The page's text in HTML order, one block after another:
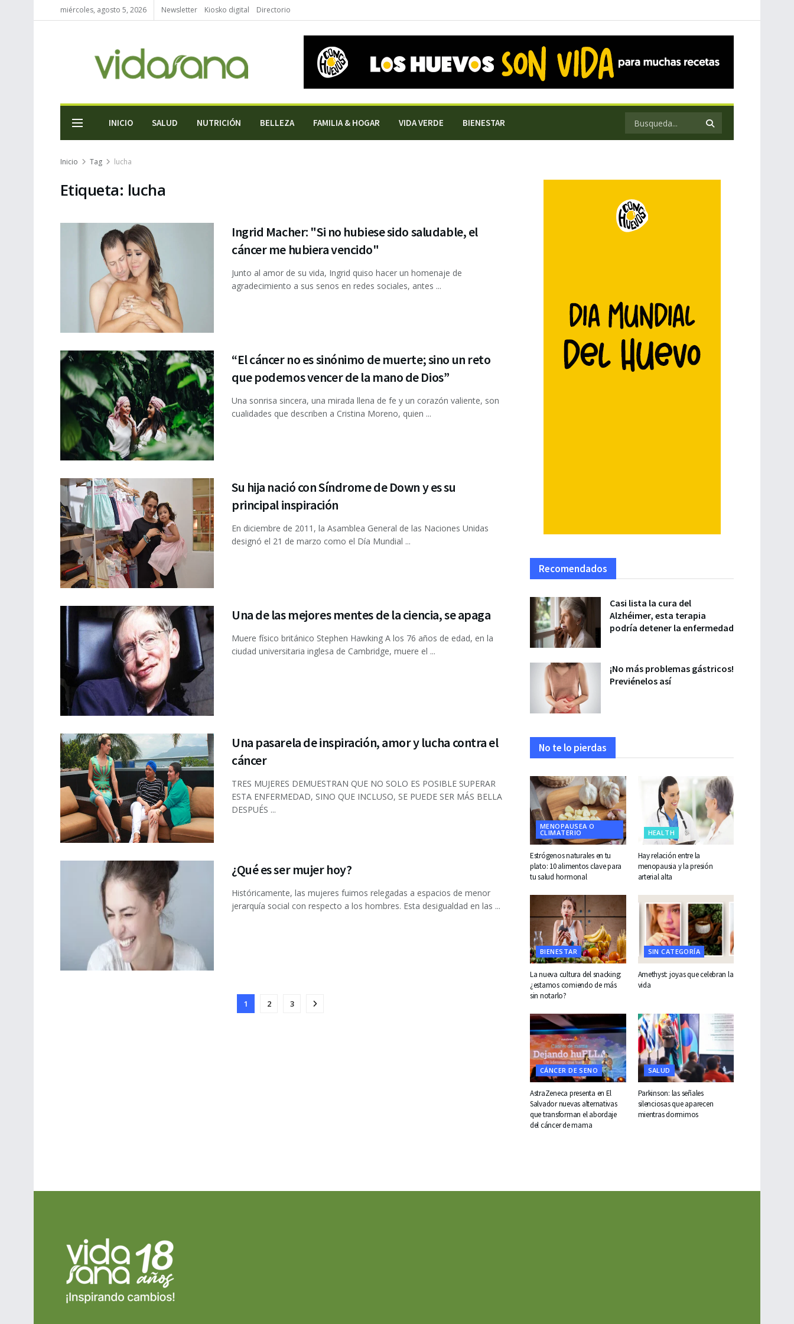
miércoles, agosto 5, 2026 Newsletter Kiosko digital Directorio
INICIO SALUD NUTRICIÓN BELLEZA FAMILIA & HOGAR VIDA VERDE BIENESTAR
Inicio Tag lucha
Etiqueta: lucha
Ingrid Macher: "Si no hubiese sido saludable, el
cáncer me hubiera vencido"
Junto al amor de su vida, Ingrid quiso hacer un homenaje de
agradecimiento a sus senos en redes sociales, antes ...
“El cáncer no es sinónimo de muerte; sino un reto
que podemos vencer de la mano de Dios”
Una sonrisa sincera, una mirada llena de fe y un corazón valiente, son
cualidades que describen a Cristina Moreno, quien ...
Su hija nació con Síndrome de Down y es su
principal inspiración
En diciembre de 2011, la Asamblea General de las Naciones Unidas
designó el 21 de marzo como el Día Mundial ...
Una de las mejores mentes de la ciencia, se apaga
Muere físico británico Stephen Hawking A los 76 años de edad, en la
ciudad universitaria inglesa de Cambridge, muere el ...
Una pasarela de inspiración, amor y lucha contra el
cáncer
TRES MUJERES DEMUESTRAN QUE NO SOLO ES POSIBLE SUPERAR
ESTA ENFERMEDAD, SINO QUE INCLUSO, SE PUEDE SER MÁS BELLA
DESPUÉS ...
¿Qué es ser mujer hoy?
Históricamente, las mujeres fuimos relegadas a espacios de menor
jerarquía social con respecto a los hombres. Esta desigualdad en las ...
1 2 3
Recomendados
Casi lista la cura del
Alzhéimer, esta terapia
podría detener la enfermedad
¡No más problemas gástricos!
Previénelos así
No te lo pierdas
MENOPAUSEA O
CLIMATERIO
Estrógenos naturales en tu
plato: 10 alimentos clave para
tu salud hormonal
HEALTH
Hay relación entre la
menopausia y la presión
arterial alta
BIENESTAR
La nueva cultura del snacking:
¿estamos comiendo de más
sin notarlo?
SIN CATEGORÍA
Amethyst: joyas que celebran la
vida
CÁNCER DE SENO
AstraZeneca presenta en El
Salvador nuevas alternativas
que transforman el abordaje
del cáncer de mama
SALUD
Parkinson: las señales
silenciosas que aparecen
mientras dormimos